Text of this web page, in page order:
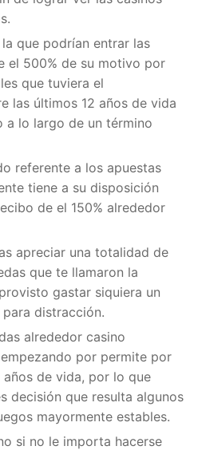
que podrían entrar las
el 500% de su motivo por
que tuviera el
las últimos 12 años de vida
a lo largo de un término
referente a los apuestas
tiene a su disposición
de el 150% alrededor
apreciar una totalidad de
que te llamaron la
gastar siquiera un
distracción.
alrededor casino
por permite por
de vida, por lo que
decisión que resulta algunos
mayormente estables.
si no le importa hacerse